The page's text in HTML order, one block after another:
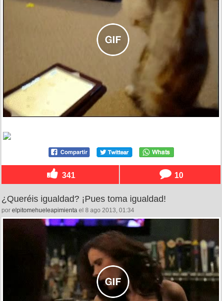
341 10
¿Queréis igualdad? ¡Pues toma igualdad!
por elpitomehueleapimienta el 8 ago 2013, 01:34